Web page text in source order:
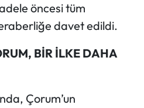
öncesi tüm
davet edildi.
BİR İLKE DAHA
Çorum’un